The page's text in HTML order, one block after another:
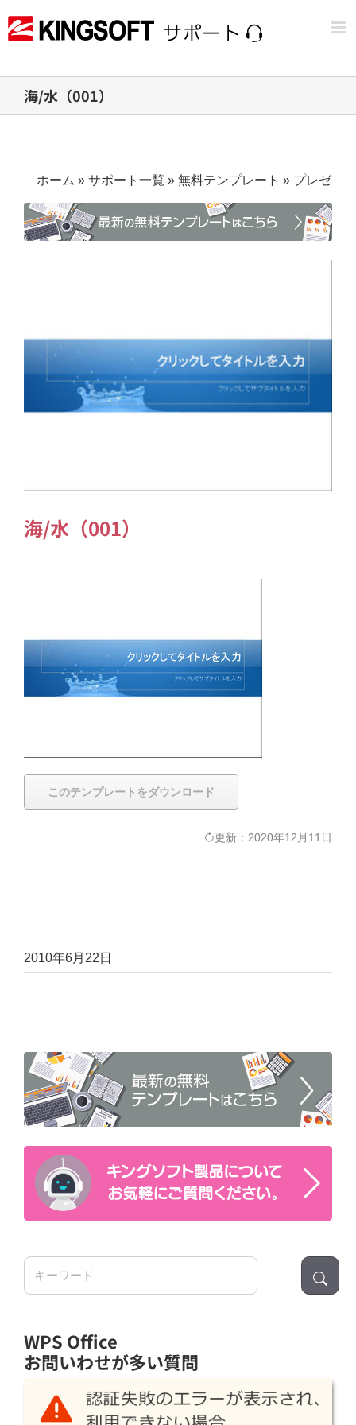
to
海/水（001）
ホーム » サポート一覧 » 無料テンプレート » プレゼン
海/水（001）
このテンプレートをダウンロード
更新：2020年12月11日
2010年6月22日
検
WPS Office
お問いわせが多い質問